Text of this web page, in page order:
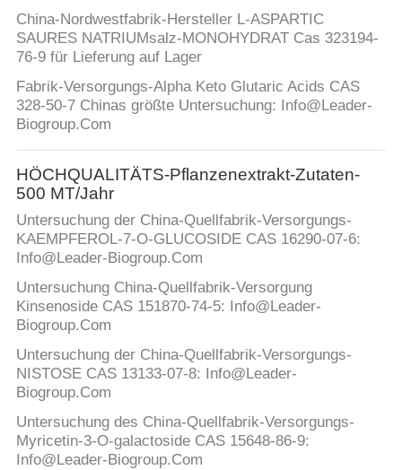
China-Nordwestfabrik-Hersteller L-ASPARTIC
SAURES NATRIUMsalz-MONOHYDRAT Cas 323194-
76-9 für Lieferung auf Lager
Fabrik-Versorgungs-Alpha Keto Glutaric Acids CAS
328-50-7 Chinas größte Untersuchung: Info@Leader-
Biogroup.Com
HÖCHQUALITÄTS-Pflanzenextrakt-Zutaten-
500 MT/Jahr
Untersuchung der China-Quellfabrik-Versorgungs-
KAEMPFEROL-7-O-GLUCOSIDE CAS 16290-07-6:
Info@Leader-Biogroup.Com
Untersuchung China-Quellfabrik-Versorgung
Kinsenoside CAS 151870-74-5: Info@Leader-
Biogroup.Com
Untersuchung der China-Quellfabrik-Versorgungs-
NISTOSE CAS 13133-07-8: Info@Leader-
Biogroup.Com
Untersuchung des China-Quellfabrik-Versorgungs-
Myricetin-3-O-galactoside CAS 15648-86-9:
Info@Leader-Biogroup.Com